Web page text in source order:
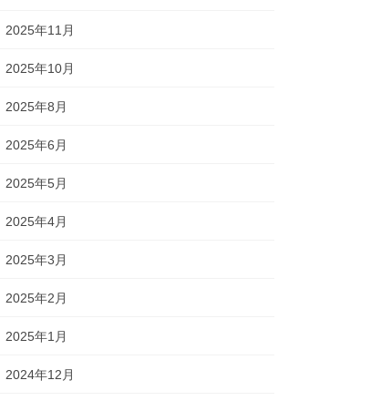
2025年11月
2025年10月
2025年8月
2025年6月
2025年5月
2025年4月
2025年3月
2025年2月
2025年1月
2024年12月